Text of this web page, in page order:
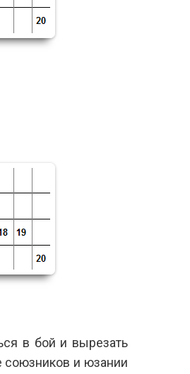
в бой и вырезать
союзников и юзании